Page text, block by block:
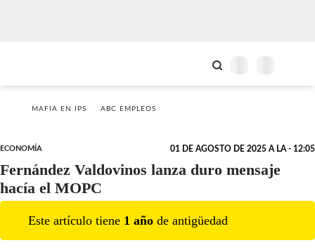
MAFIA EN IPS ABC EMPLEOS
ECONOMÍA 01 DE AGOSTO DE 2025 A LA - 12:05
Fernández Valdovinos lanza duro mensaje
hacía el MOPC
Este artículo tiene 1 año de antigüedad